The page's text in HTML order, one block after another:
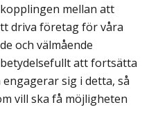
mellan att
driva företag för våra
och välmående
att fortsätta
sig i detta, så
vill ska få möjligheten